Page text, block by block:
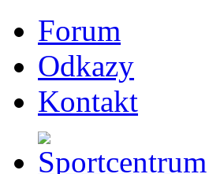
Forum
Odkazy
Kontakt